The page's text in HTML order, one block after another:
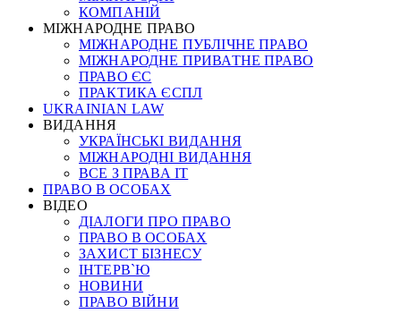
КОМПАНІЙ
МІЖНАРОДНЕ ПРАВО
МІЖНАРОДНЕ ПУБЛІЧНЕ ПРАВО
МІЖНАРОДНЕ ПРИВАТНЕ ПРАВО
ПРАВО ЄС
ПРАКТИКА ЄСПЛ
UKRAINIAN LAW
ВИДАННЯ
УКРАЇНСЬКІ ВИДАННЯ
МІЖНАРОДНІ ВИДАННЯ
ВСЕ З ПРАВА ІТ
ПРАВО В ОСОБАХ
ВІДЕО
ДІАЛОГИ ПРО ПРАВО
ПРАВО В ОСОБАХ
ЗАХИСТ БІЗНЕСУ
ІНТЕРВ`Ю
НОВИНИ
ПРАВО ВІЙНИ